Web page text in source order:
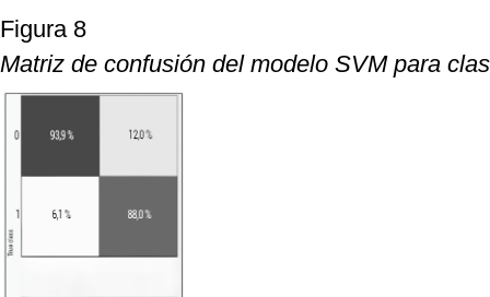
Figura 8
Matriz de confusión del modelo SVM para